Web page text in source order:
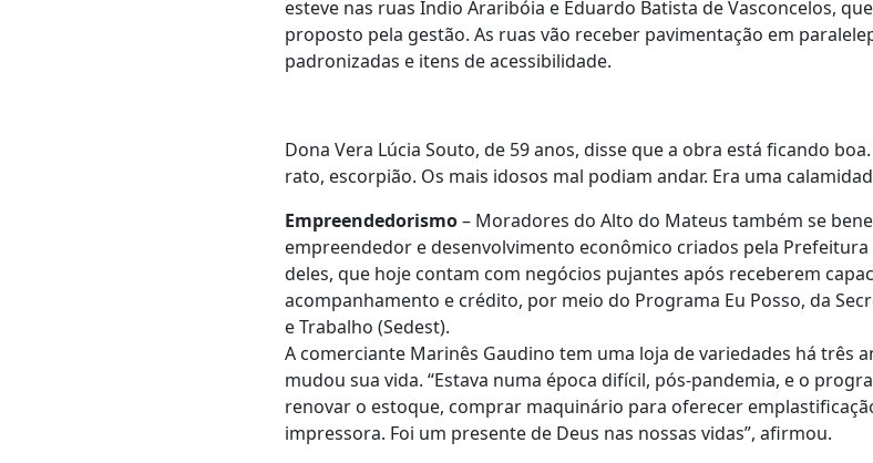
esteve nas ruas Índio Araribóia e Eduardo Batista de Vasconcelos,
proposto pela gestão. As ruas vão receber pavimentação em
padronizadas e itens de acessibilidade.
Dona Vera Lúcia Souto, de 59 anos, disse que a obra está ficando
rato, escorpião. Os mais idosos mal podiam andar. Era uma
Empreendedorismo– Moradores do Alto do Mateus também se
empreendedor e desenvolvimento econômico criados pela
deles, que hoje contam com negócios pujantes após receberem
acompanhamento e crédito, por meio do Programa Eu Posso, da
e Trabalho (Sedest).
A comerciante Marinês Gaudino tem uma loja de variedades há três
mudou sua vida. “Estava numa época difícil, pós-pandemia, e o
renovar o estoque, comprar maquinário para oferecer
impressora. Foi um presente de Deus nas nossas vidas”, afirmou.